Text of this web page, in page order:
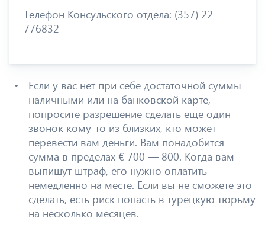
Телефон Консульского отдела: (357) 22-
776832
Если у вас нет при себе достаточной суммы
наличными или на банковской карте,
попросите разрешение сделать еще один
звонок кому-то из близких, кто может
перевести вам деньги. Вам понадобится
сумма в пределах € 700 — 800. Когда вам
выпишут штраф, его нужно оплатить
немедленно на месте. Если вы не сможете это
сделать, есть риск попасть в турецкую тюрьму
на несколько месяцев.